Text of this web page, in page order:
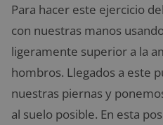
Para hacer este ejercicio
con nuestras manos
ligeramente superior a la
hombros. Llegados a este
nuestras piernas y
al suelo posible. En esta